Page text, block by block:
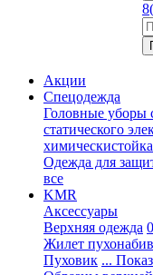
Акции
Спецодежда
Головные уборы
статического
Одежда для
все
KMR
Аксессуары
Верхняя одежда
Жилет
Пуховик ...